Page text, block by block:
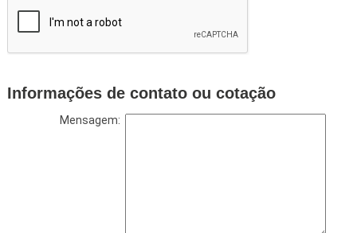
Informações de contato ou cotação
Mensagem: